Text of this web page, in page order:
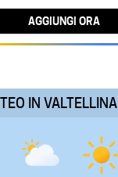
e
d
g
r
l
AGGIUNGI ORA
IN VALTELLINA